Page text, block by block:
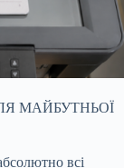
МАЙБУТНЬОЇ
всі